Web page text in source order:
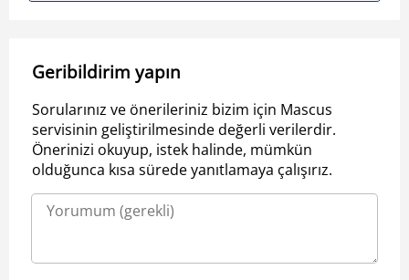
Geribildirim yapın
Sorularınız ve önerileriniz bizim için Mascus
servisinin geliştirilmesinde değerli verilerdir.
Önerinizi okuyup, istek halinde, mümkün
olduğunca kısa sürede yanıtlamaya çalışırız.